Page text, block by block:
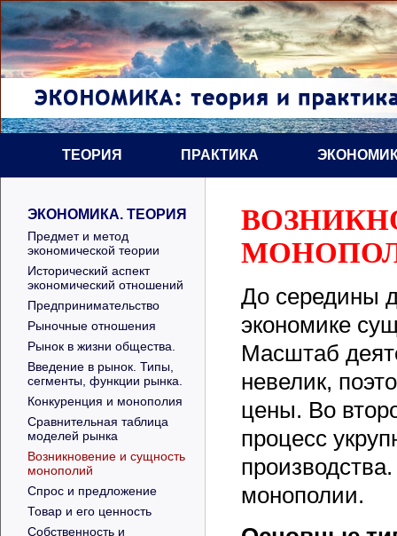
ТЕОРИЯ ПРАКТИКА
ЭКОНОМИКА. ТЕОРИЯ
Предмет и метод
экономической теории
Исторический аспект
экономический отношений
Предпринимательство
Рыночные отношения
Рынок в жизни общества.
Введение в рынок. Типы,
сегменты, функции рынка.
Конкуренция и монополия
Сравнительная таблица
моделей рынка
Возникновение и сущность
монополий
Спрос и предложение
Товар и его ценность
Собственность и
До середины
экономике
Масштаб
невелик,
цены. Во
процесс
монополии.